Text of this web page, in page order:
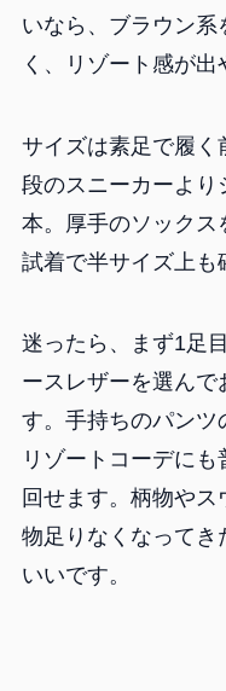
いなら、ブラウン系
く、リゾート感が出
サイズは素足で履
段のスニーカーより
本。厚手のソックス
試着で半サイズ上も
迷ったら、まず1足
ースレザーを選ん
す。手持ちのパンツ
リゾートコーデに
回せます。柄物や
物足りなくなって
いいです。